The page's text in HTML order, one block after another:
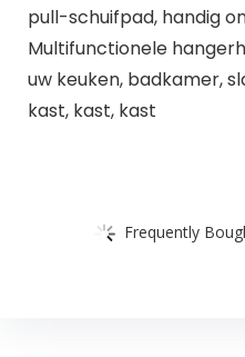
pull-schuifpad, handig
Multifunctionele
uw keuken, badkamer,
kast, kast, kast
Frequently